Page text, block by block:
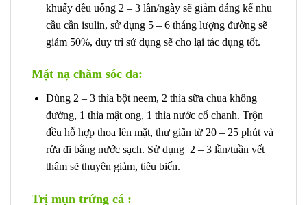
khuấy đều uống 2 – 3 lần/ngày sẽ giảm đáng kể nhu
cầu cần isulin, sử dụng 5 – 6 tháng lượng đường sẽ
giảm 50%, duy trì sử dụng sẽ cho lại tác dụng tốt.
Mặt nạ chăm sóc da:
Dùng 2 – 3 thìa bột neem, 2 thìa sữa chua không
đường, 1 thìa mật ong, 1 thìa nước cổ chanh. Trộn
đều hỗ hợp thoa lên mặt, thư giãn từ 20 – 25 phút và
rửa đi bằng nước sạch. Sử dụng 2 – 3 lần/tuần vết
thâm sẽ thuyên giảm, tiêu biến.
Trị mụn trứng cá :